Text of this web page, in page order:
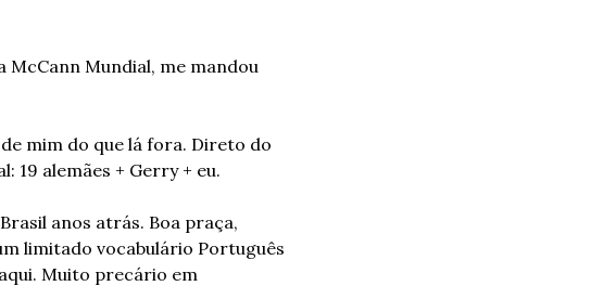
Mundial, me mandou
mim do que lá fora. Direto do
alemães + Gerry + eu.
anos atrás. Boa praça,
limitado vocabulário Português
Muito precário em